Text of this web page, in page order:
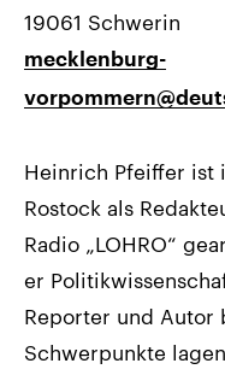
19061 Schwerin
mecklenburg-
Heinrich Pfeiffer ist
Rostock als
Radio „LOHRO“
er
Reporter und Autor
Schwerpunkte